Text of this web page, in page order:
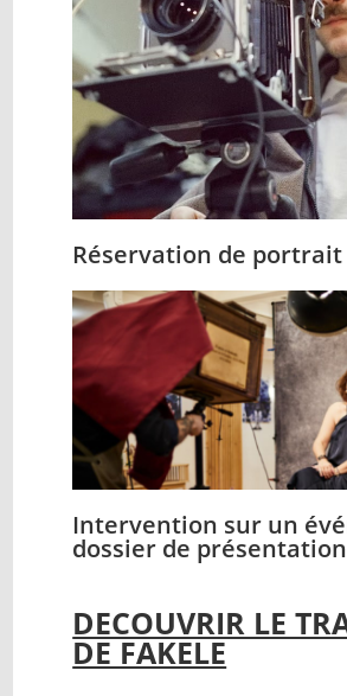
Réservation de
Intervention sur un
dossier de
DECOUVRIR LE
DE FAKELE